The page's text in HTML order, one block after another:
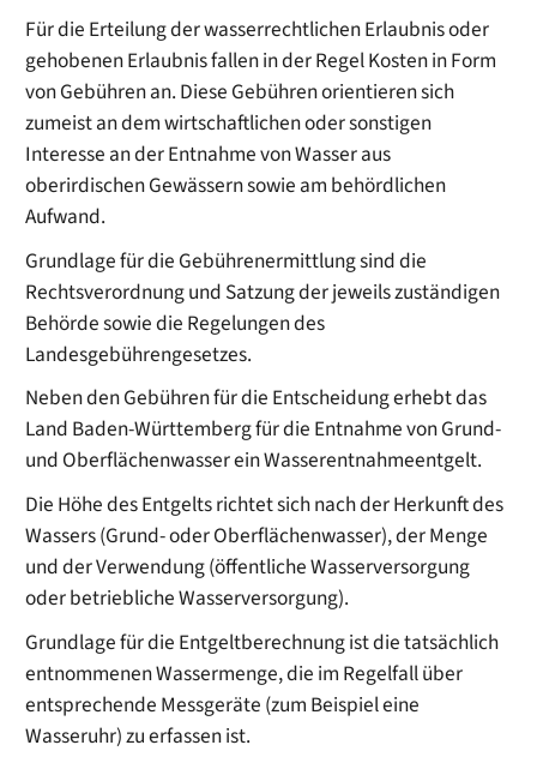
Für die Erteilung der wasserrechtlichen Erlaubnis oder
gehobenen Erlaubnis fallen in der Regel Kostenin Form
von Gebührenan. Diese Gebührenorientieren sich
zumeist an dem wirtschaftlichen oder sonstigen
Interesse an der Entnahme von Wasser aus
oberirdischen Gewässern sowie am behördlichen
Aufwand.
Grundlage für die Gebührenermittlung sind die
Rechtsverordnung und Satzung der jeweils zuständigen
Behörde sowie die Regelungen des
Landesgebührengesetzes.
Neben den Gebühren für die Entscheidungerhebtdas
Land Baden-Württembergfür die Entnahmevon Grund-
und Oberflächenwasser ein Wasserentnahmeentgelt.
Die Höhe des Entgelts richtet sich nach der Herkunft des
Wassers (Grund- oder Oberflächenwasser), der Menge
und der Verwendung (öffentliche Wasserversorgung
oder betriebliche Wasserversorgung).
Grundlage für die Entgeltberechnung ist die tatsächlich
entnommenen Wassermenge, die im Regelfall über
entsprechende Messgeräte (zum Beispiel eine
Wasseruhr) zu erfassen ist.